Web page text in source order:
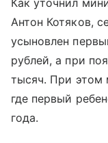
Как уточнил
Антон Котяков,
усыновлен
рублей, а при
тысяч. При этом
где первый
года.